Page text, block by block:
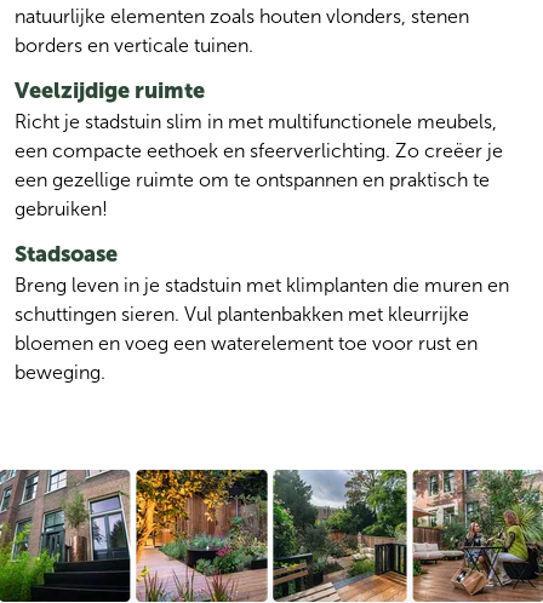
natuurlijke elementen zoals houten vlonders, stenen
borders en verticale tuinen.
Veelzijdige ruimte
Richt je stadstuin slim in met multifunctionele meubels,
een compacte eethoek en sfeerverlichting. Zo creëer je
een gezellige ruimte om te ontspannen en praktisch te
gebruiken!
Stadsoase
Breng leven in je stadstuin met klimplanten die muren en
schuttingen sieren. Vul plantenbakken met kleurrijke
bloemen en voeg een waterelement toe voor rust en
beweging.